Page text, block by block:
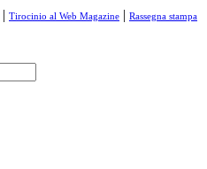
| Tirocinio al Web Magazine | Rassegna stampa